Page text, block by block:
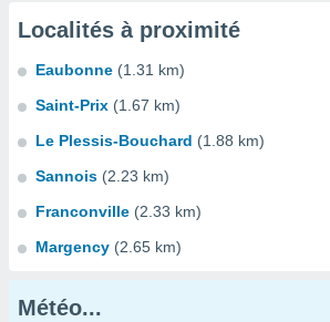
Localités à proximité
Eaubonne (1.31 km)
Saint-Prix (1.67 km)
Le Plessis-Bouchard (1.88 km)
Sannois (2.23 km)
Franconville (2.33 km)
Margency (2.65 km)
Météo...